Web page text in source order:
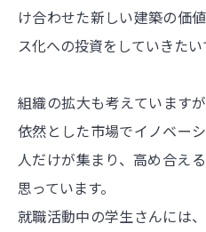
け合わせた新しい建築の価
ス化への投資をしていきたい
組織の拡大も考えています
依然とした市場でイノベー
人だけが集まり、高め合え
思っています。
就職活動中の学生さんには